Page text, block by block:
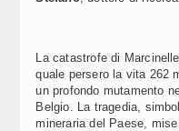
La catastrofe di
quale persero la vita 262
un profondo mutamento
Belgio. La tragedia,
mineraria del Paese,